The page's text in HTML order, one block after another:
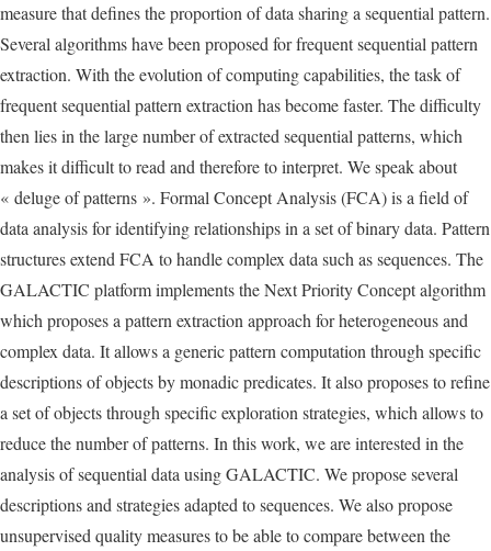
measure that defines the proportion of data sharing a sequential pattern.
Several algorithms have been proposed for frequent sequential pattern
extraction. With the evolution of computing capabilities, the task of
frequent sequential pattern extraction has become faster. The difficulty
then lies in the large number of extracted sequential patterns, which
makes it difficult to read and therefore to interpret. We speak about
« deluge of patterns ». Formal Concept Analysis (FCA) is a field of
data analysis for identifying relationships in a set of binary data. Pattern
structures extend FCA to handle complex data such as sequences. The
GALACTIC platform implements the Next Priority Concept algorithm
which proposes a pattern extraction approach for heterogeneous and
complex data. It allows a generic pattern computation through specific
descriptions of objects by monadic predicates. It also proposes to refine
a set of objects through specific exploration strategies, which allows to
reduce the number of patterns. In this work, we are interested in the
analysis of sequential data using GALACTIC. We propose several
descriptions and strategies adapted to sequences. We also propose
unsupervised quality measures to be able to compare between the